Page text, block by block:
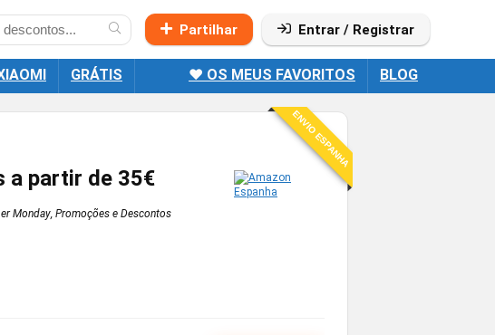
Partilhar Entrar / Registrar
GRÁTIS ❤️ OS MEUS FAVORITOS BLOG
ENVIO ESPANHA
a partir de 35€
Monday, Promoções e Descontos